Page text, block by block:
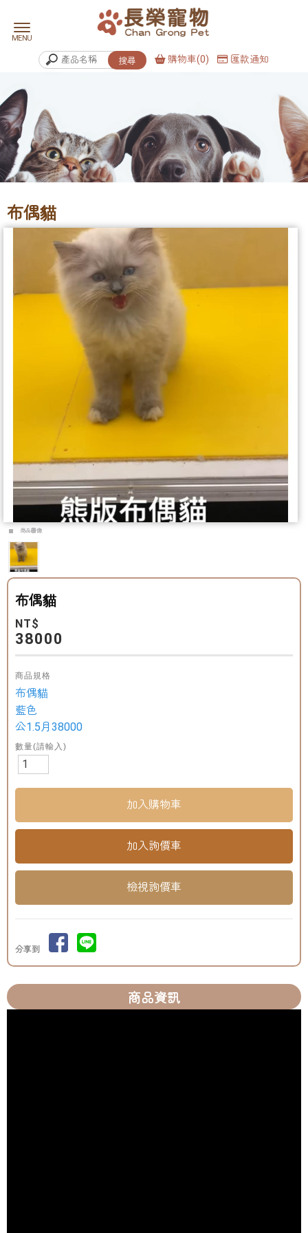
購物車(0) 匯款通知
布偶貓
商品圖像
布偶貓
NT$
38000
商品規格
布偶貓
藍色
公1.5月38000
數量(請輸入)
檢視詢價車
分享到
商品資訊